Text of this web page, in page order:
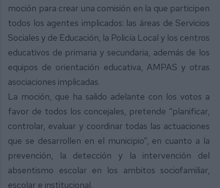
moción para crear una comisión en la que participen
todos los agentes implicados: las áreas de Servicios
Sociales y de Educación, la Policía Local y los centros
educativos de primaria y secundaria, además de los
equipos de orientación educativa, AMPAS y otras
asociaciones implicadas.
La moción, que ha salido adelante con los votos a
favor de todos los concejales, pretende “planificar,
controlar, evaluar y coordinar todas las actuaciones
que se desarrollen en el municipio”, en cuanto a la
prevención, la detección y la intervención del
absentismo escolar en los ambitos sociofamiliar,
escolar e institucional.